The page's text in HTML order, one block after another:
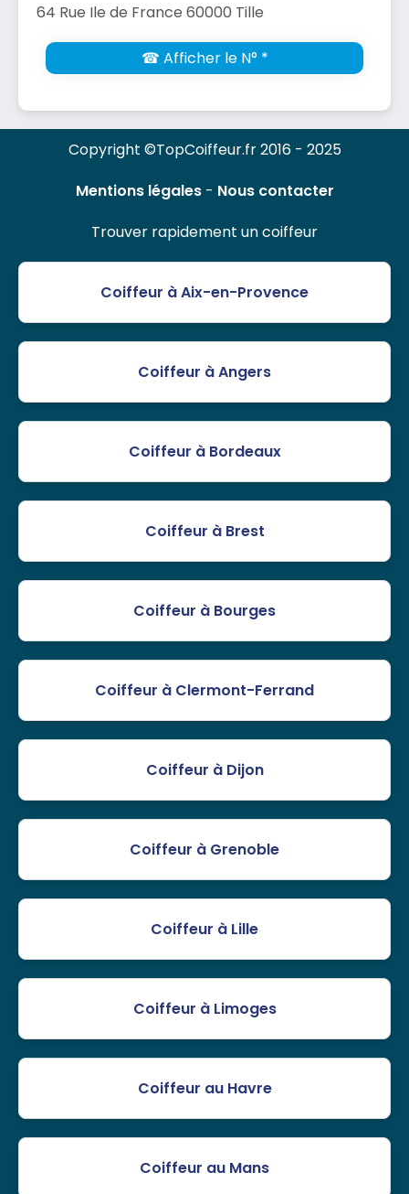
64 Rue Ile de France 60000 Tille
☎ Afficher le N° *
Copyright ©TopCoiffeur.fr 2016 - 2025
Mentions légales- Nous contacter
Trouver rapidement un coiffeur
Coiffeur à Aix-en-Provence
Coiffeur à Angers
Coiffeur à Bordeaux
Coiffeur à Brest
Coiffeur à Bourges
Coiffeur à Clermont-Ferrand
Coiffeur à Dijon
Coiffeur à Grenoble
Coiffeur à Lille
Coiffeur à Limoges
Coiffeur au Havre
Coiffeur au Mans